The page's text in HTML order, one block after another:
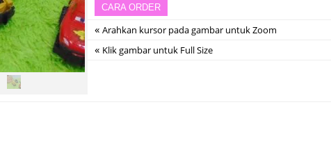
CARA ORDER
« Arahkan kursor pada gambar untuk Zoom
« Klik gambar untuk Full Size